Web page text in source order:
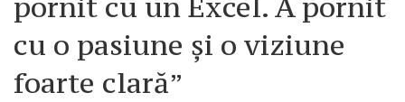
cu o pasiune și o viziune
foarte clară”